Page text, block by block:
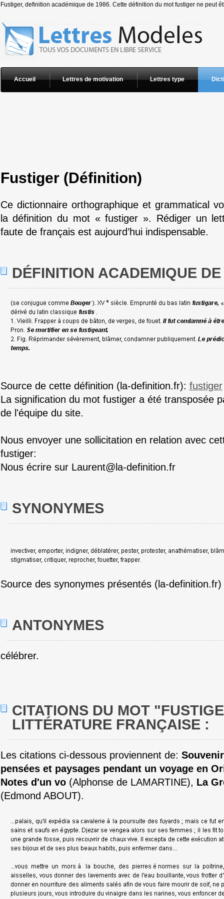
Fustiger, definition académique de 1986. Cette définition du mot fustiger ne peut
Accueil Lettres de motivation Lettres type
Fustiger (Définition)
Ce dictionnaire orthographique et grammatical
la définition du mot « fustiger ». Rédiger un
faute de français est aujourd’hui indispensable.
DÉFINITION ACADEMIQUE
Source de cette définition (la-definition.fr): fustiger
La signification du mot fustiger a été transposée
de l'équipe du site.
Nous envoyer une sollicitation en relation avec
fustiger:
Nous écrire sur Laurent@la-definition.fr
SYNONYMES
Source des synonymes présentés (la-
ANTONYMES
célébrer.
CITATIONS DU MOT
LITTÉRATURE FRANÇAISE :
Les citations ci-dessous proviennent de:
pensées et paysages pendant un voyage en
Notes d'un vo(Alphonse de LAMARTINE), La
(Edmond ABOUT).